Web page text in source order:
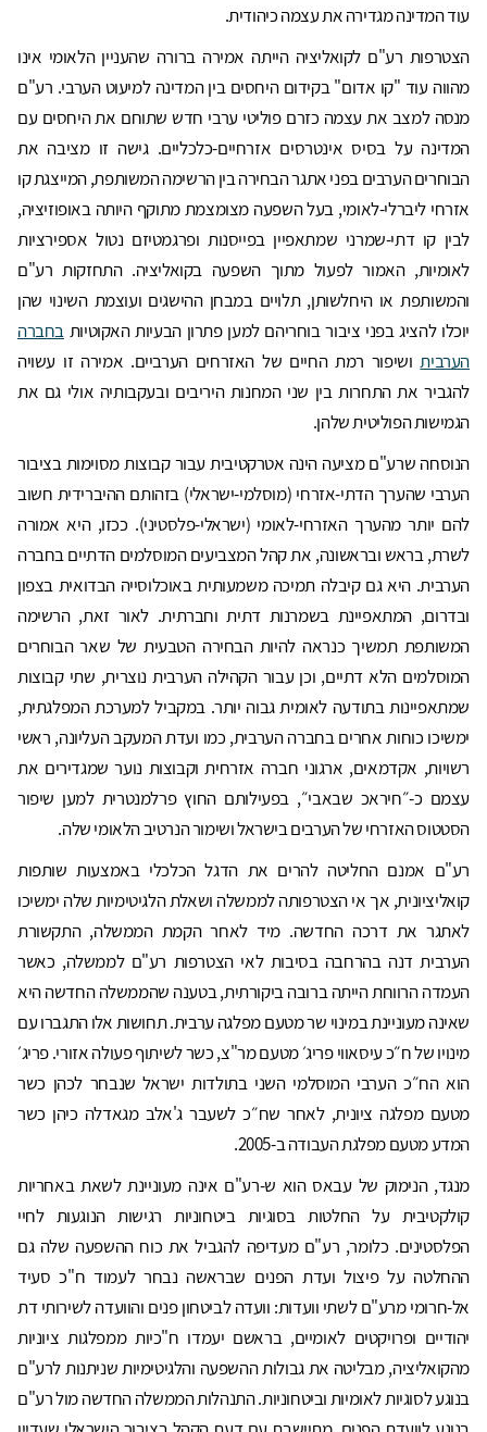
עוד המדינה מגדירה את עצמה כיהודית.
הצטרפות רע"ם לקואליציה הייתה אמירה ברורה שהעניין הלאומי אינו
מהווה עוד "קו אדום" בקידום היחסים בין המדינה למיעוט הערבי. רע"ם
מנסה למצב את עצמה כזרם פוליטי ערבי חדש שתוחם את היחסים עם
המדינה על בסיס אינטרסים אזרחיים-כלכליים. גישה זו מציבה את
הבוחרים הערבים בפני אתגר הבחירה בין הרשימה המשותפת, המייצגת קו
אזרחי ליברלי-לאומי, בעל השפעה מצומצמת מתוקף היותה באופוזיציה,
לבין קו דתי-שמרני שמתאפיין בפייסנות ופרגמטיזם נטול אספירציות
לאומיות, האמור לפעול מתוך השפעה בקואליציה. התחזקות רע"ם
והמשותפת או היחלשותן, תלויים במבחן ההישגים ועוצמת השינוי שהן
יוכלו להציג בפני ציבור בוחריהם למען פתרון הבעיות האקוטיות בחברה
הערביתושיפור רמת החיים של האזרחים הערביים. אמירה זו עשויה
להגביר את התחרות בין שני המחנות היריבים ובעקבותיה אולי גם את
הגמישות הפוליטית שלהן.
הנוסחה שרע"ם מציעה הינה אטרקטיבית עבור קבוצות מסוימות בציבור
הערבי שהערך הדתי-אזרחי (מוסלמי-ישראלי) בזהותם ההיברידית חשוב
להם יותר מהערך האזרחי-לאומי (ישראלי-פלסטיני). ככזו, היא אמורה
לשרת, בראש ובראשונה, את קהל המצביעים המוסלמים הדתיים בחברה
הערבית. היא גם קיבלה תמיכה משמעותית באוכלוסייה הבדואית בצפון
ובדרום, המתאפיינת בשמרנות דתית וחברתית. לאור זאת, הרשימה
המשותפת תמשיך כנראה להיות הבחירה הטבעית של שאר הבוחרים
המוסלמים הלא דתיים, וכן עבור הקהילה הערבית נוצרית, שתי קבוצות
שמתאפיינות בתודעה לאומית גבוה יותר. במקביל למערכת המפלגתית,
ימשיכו כוחות אחרים בחברה הערבית, כמו ועדת המעקב העליונה, ראשי
רשויות, אקדמאים, ארגוני חברה אזרחית וקבוצות נוער שמגדירים את
עצמם כ-״חיראכ שבאבי״, בפעילותם החוץ פרלמנטרית למען שיפור
הסטטוס האזרחי של הערבים בישראל ושימור הנרטיב הלאומי שלה.
רע"ם אמנם החליטה להרים את הדגל הכלכלי באמצעות שותפות
קואליציונית, אך אי הצטרפותה לממשלה ושאלת הלגיטימיות שלה ימשיכו
לאתגר את דרכה החדשה. מיד לאחר הקמת הממשלה, התקשורת
הערבית דנה בהרחבה בסיבות לאי הצטרפות רע"ם לממשלה, כאשר
העמדה הרווחת הייתה ברובה ביקורתית, בטענה שהממשלה החדשה היא
שאינה מעוניינת במינוי שר מטעם מפלגה ערבית. תחושות אלו התגברו עם
מינויו של ח״כ עיסאווי פריג׳ מטעם מר"צ, כשר לשיתוף פעולה אזורי. פריג׳
הוא הח״כ הערבי המוסלמי השני בתולדות ישראל שנבחר לכהן כשר
מטעם מפלגה ציונית, לאחר שח״כ לשעבר ג'אלב מגאדלה כיהן כשר
המדע מטעם מפלגת העבודה ב-2005.
מנגד, הנימוק של עבאס הוא ש-רע"ם אינה מעוניינת לשאת באחריות
קולקטיבית על החלטות בסוגיות ביטחוניות רגישות הנוגעות לחיי
הפלסטינים. כלומר, רע"ם מעדיפה להגביל את כוח ההשפעה שלה גם
ההחלטה על פיצול ועדת הפנים שבראשה נבחר לעמוד ח"כ סעיד
אל-חרומי מרע"ם לשתי וועדות: וועדה לביטחון פנים והוועדה לשירותי דת
יהודיים ופרויקטים לאומיים, בראשם יעמדו ח"כיות ממפלגות ציוניות
מהקואליציה, מבליטה את גבולות ההשפעה והלגיטימיות שניתנות לרע"ם
בנוגע לסוגיות לאומיות וביטחוניות. התנהלות הממשלה החדשה מול רע"ם